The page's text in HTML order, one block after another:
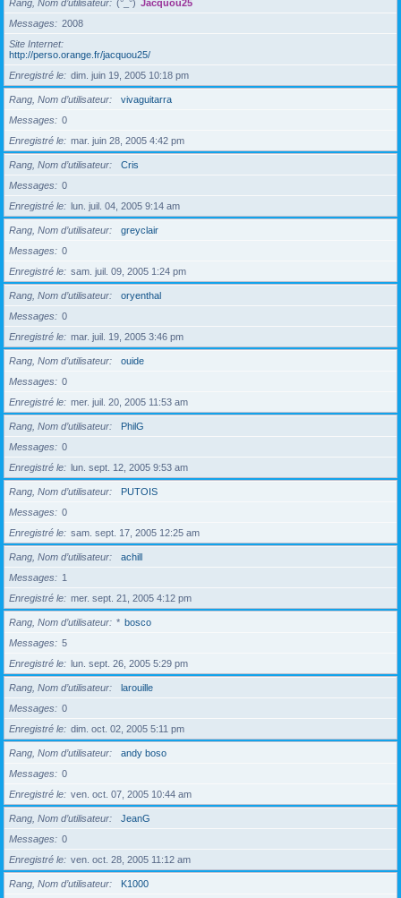
Rang, Nom d’utilisateur (°_°) Jacquou25
Messages
2008
Site Internet
http://perso.orange.fr/jacquou25/
Enregistré le
dim. juin 19, 2005 10:18 pm
Rang, Nom d’utilisateur
vivaguitarra
Messages
0
Enregistré le
mar. juin 28, 2005 4:42 pm
Rang, Nom d’utilisateur
Cris
Messages
0
Enregistré le
lun. juil. 04, 2005 9:14 am
Rang, Nom d’utilisateur
greyclair
Messages
0
Enregistré le
sam. juil. 09, 2005 1:24 pm
Rang, Nom d’utilisateur
oryenthal
Messages
0
Enregistré le
mar. juil. 19, 2005 3:46 pm
Rang, Nom d’utilisateur
ouide
Messages
0
Enregistré le
mer. juil. 20, 2005 11:53 am
Rang, Nom d’utilisateur
PhilG
Messages
0
Enregistré le
lun. sept. 12, 2005 9:53 am
Rang, Nom d’utilisateur
PUTOIS
Messages
0
Enregistré le
sam. sept. 17, 2005 12:25 am
Rang, Nom d’utilisateur
achill
Messages
1
Enregistré le
mer. sept. 21, 2005 4:12 pm
Rang, Nom d’utilisateur * bosco
Messages
5
Enregistré le
lun. sept. 26, 2005 5:29 pm
Rang, Nom d’utilisateur
larouille
Messages
0
Enregistré le
dim. oct. 02, 2005 5:11 pm
Rang, Nom d’utilisateur
andy boso
Messages
0
Enregistré le
ven. oct. 07, 2005 10:44 am
Rang, Nom d’utilisateur
JeanG
Messages
0
Enregistré le
ven. oct. 28, 2005 11:12 am
Rang, Nom d’utilisateur
K1000